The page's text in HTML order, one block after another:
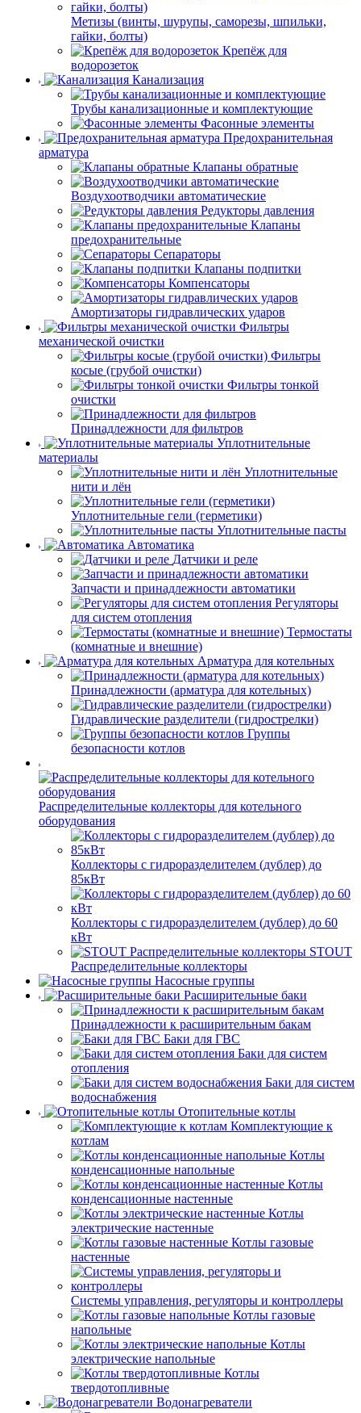
Метизы (винты, шурупы, саморезы, шпильки,
гайки, болты)
Крепёж для
водорозеток
Канализация
Трубы канализационные и комплектующие
Фасонные элементы
Предохранительная
арматура
Клапаны обратные
Воздухоотводчики автоматические
Редукторы давления
Клапаны
предохранительные
Сепараторы
Клапаны подпитки
Компенсаторы
Амортизаторы гидравлических ударов
Фильтры
механической очистки
Фильтры
косые (грубой очистки)
Фильтры тонкой
очистки
Принадлежности для фильтров
Уплотнительные
материалы
Уплотнительные
нити и лён
Уплотнительные гели (герметики)
Уплотнительные пасты
Автоматика
Датчики и реле
Запчасти и принадлежности автоматики
Регуляторы
для систем отопления
Термостаты
(комнатные и внешние)
Арматура для котельных
Принадлежности (арматура для котельных)
Гидравлические разделители (гидрострелки)
Группы
безопасности котлов
Распределительные коллекторы для котельного
оборудования
Коллекторы с гидроразделителем (дублер) до
85кВт
Коллекторы с гидроразделителем (дублер) до 60
кВт
STOUT
Распределительные коллекторы
Насосные группы
Расширительные баки
Принадлежности к расширительным бакам
Баки для ГВС
Баки для систем
отопления
Баки для систем
водоснабжения
Отопительные котлы
Комплектующие к
котлам
Котлы
конденсационные напольные
Котлы
конденсационные настенные
Котлы
электрические настенные
Котлы газовые
настенные
Системы управления, регуляторы и контроллеры
Котлы газовые
напольные
Котлы
электрические напольные
Котлы
твердотопливные
Водонагреватели